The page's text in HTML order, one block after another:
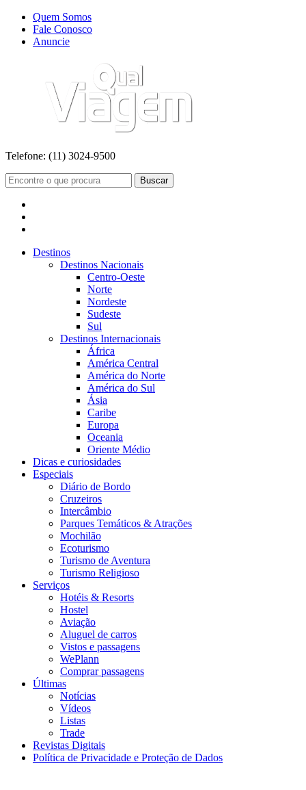
Quem Somos
Fale Conosco
Anuncie
Telefone: (11) 3024-9500
Buscar
Destinos
Destinos Nacionais
Centro-Oeste
Norte
Nordeste
Sudeste
Sul
Destinos Internacionais
África
América Central
América do Norte
América do Sul
Ásia
Caribe
Europa
Oceania
Oriente Médio
Dicas e curiosidades
Especiais
Diário de Bordo
Cruzeiros
Intercâmbio
Parques Temáticos & Atrações
Mochilão
Ecoturismo
Turismo de Aventura
Turismo Religioso
Serviços
Hotéis & Resorts
Hostel
Aviação
Aluguel de carros
Vistos e passagens
WePlann
Comprar passagens
Últimas
Notícias
Vídeos
Listas
Trade
Revistas Digitais
Política de Privacidade e Proteção de Dados